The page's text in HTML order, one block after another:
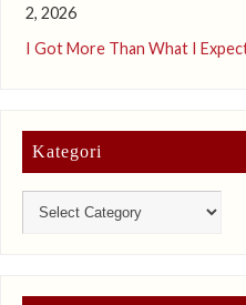
2, 2026
I Got More Than What I
Kategori